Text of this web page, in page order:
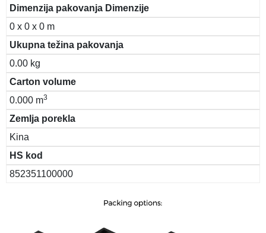
Dimenzija pakovanja Dimenzije
0 x 0 x 0 m
Ukupna težina pakovanja
0.00 kg
Carton volume
0.000 m3
Zemlja porekla
Kina
HS kod
852351100000